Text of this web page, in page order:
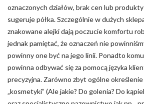
oznaczonych działów, brak cen lub
sugeruje półka. Szczególnie w dużych
znakowane alejki dają poczucie komfortu
jednak pamiętać, że oznaczeń nie
powinny one być na jego linii. Ponadto
powinna odbywać się za pomocą języka
precyzyjna. Zarówno zbyt ogólne określenie
„kosmetyki” (Ale jakie? Do golenia? Do